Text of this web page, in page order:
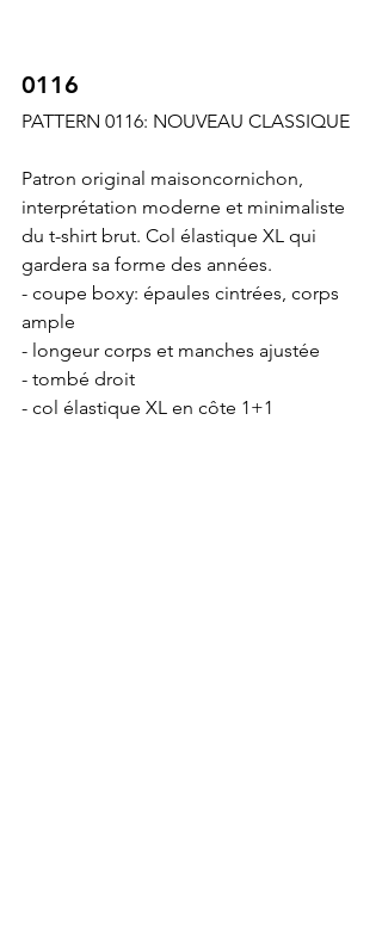
0116
PATTERN 0116: NOUVEAU CLASSIQUE
Patron original maisoncornichon,
interprétation moderne et minimaliste
du t-shirt brut. Col élastique XL qui
gardera sa forme des années.
- coupe boxy: épaules cintrées, corps
ample
- longeur corps et manches ajustée
- tombé droit
- col élastique XL en côte 1+1